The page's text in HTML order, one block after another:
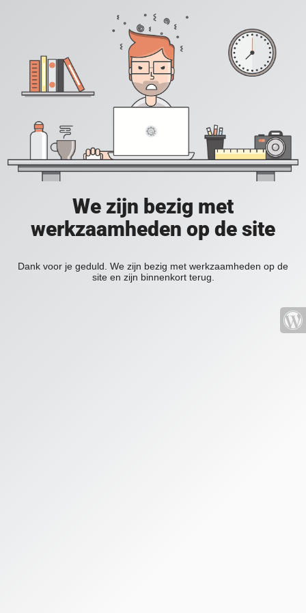
We zijn bezig met
werkzaamheden op de site
Dank voor je geduld. We zijn bezig met werkzaamheden op de
site en zijn binnenkort terug.